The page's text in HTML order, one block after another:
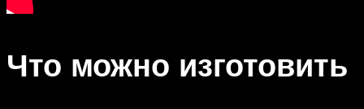
Что можно изготовить